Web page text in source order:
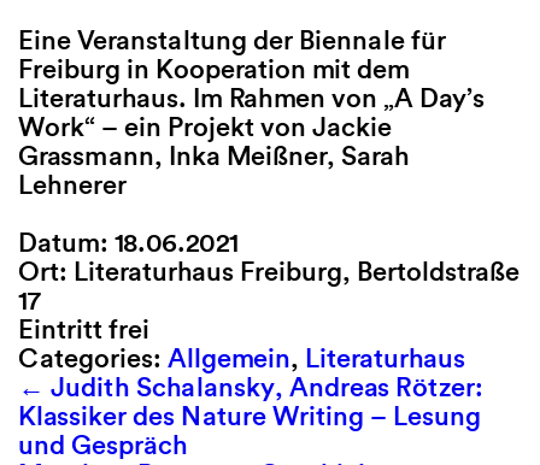
Eine Veranstaltung der Biennale für
Freiburg in Kooperation mit dem
Literaturhaus. Im Rahmen von „A Day’s
Work“ – ein Projekt von Jackie
Grassmann, Inka Meißner, Sarah
Lehnerer
Datum: 18.06.2021
Ort: Literaturhaus Freiburg, Bertoldstraße
17
Eintritt frei
Categories: Allgemein, Literaturhaus
← Judith Schalansky, Andreas Rötzer:
Klassiker des Nature Writing – Lesung
und Gespräch